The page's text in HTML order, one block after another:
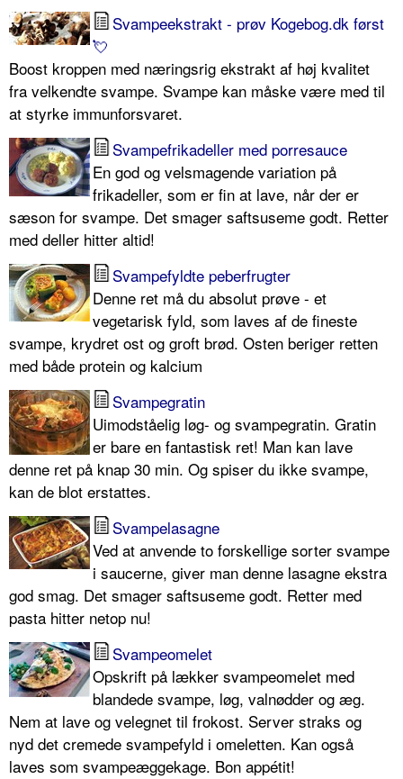
Svampeekstrakt - prøv Kogebog.dk først
💘
Boost kroppen med næringsrig ekstrakt af høj kvalitet
fra velkendte svampe. Svampe kan måske være med til
at styrke immunforsvaret.
Svampefrikadeller med porresauce
En god og velsmagende variation på
frikadeller, som er fin at lave, når der er
sæson for svampe. Det smager saftsuseme godt. Retter
med deller hitter altid!
Svampefyldte peberfrugter
Denne ret må du absolut prøve - et
vegetarisk fyld, som laves af de fineste
svampe, krydret ost og groft brød. Osten beriger retten
med både protein og kalcium
Svampegratin
Uimodståelig løg- og svampegratin. Gratin
er bare en fantastisk ret! Man kan lave
denne ret på knap 30 min. Og spiser du ikke svampe,
kan de blot erstattes.
Svampelasagne
Ved at anvende to forskellige sorter svampe
i saucerne, giver man denne lasagne ekstra
god smag. Det smager saftsuseme godt. Retter med
pasta hitter netop nu!
Svampeomelet
Opskrift på lækker svampeomelet med
blandede svampe, løg, valnødder og æg.
Nem at lave og velegnet til frokost. Server straks og
nyd det cremede svampefyld i omeletten. Kan også
laves som svampeæggekage. Bon appétit!